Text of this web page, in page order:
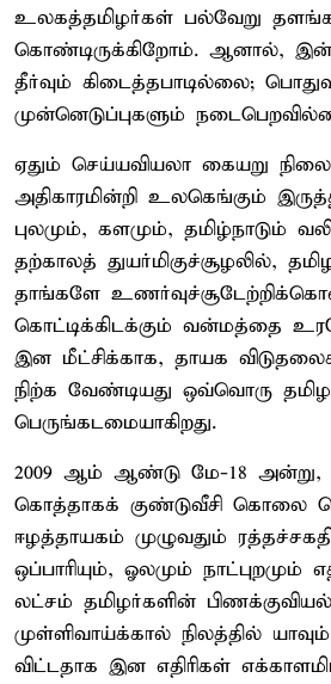
உலகத்தமிழர்கள் பல்வேறு
கொண்டிருக்கிறோம். ஆனால்,
தீர்வும் கிடைத்தபாடில்லை;
முன்னெடுப்புகளும்
ஏதும் செய்யவியலா கையறு
அதிகாரமின்றி உலகெங்கும்
புலமும், களமும், தமிழ்நாடும்
தற்காலத் துயர்மிகுச்சூழலில்,
தாங்களே
கொட்டிக்கிடக்கும் வன்மத்தை
இன மீட்சிக்காக, தாயக
நிற்க வேண்டியது ஒவ்வொரு
பெருங்கடமையாகிறது.
2009 ஆம் ஆண்டு மே-18 அன்று,
கொத்தாகக் குண்டுவீசி கொலை
ஈழத்தாயகம் முழுவதும்
ஒப்பாரியும், ஓலமும் நாட்புறமும்
லட்சம் தமிழர்களின்
முள்ளிவாய்க்கால் நிலத்தில் யாவும்
விட்டதாக இன எதிரிகள்